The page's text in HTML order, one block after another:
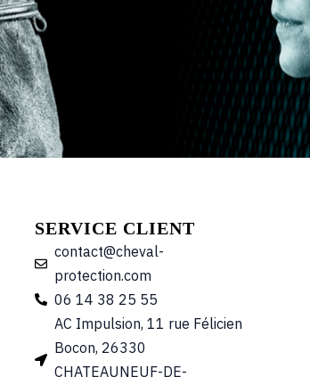
SERVICE CLIENT
contact@cheval-
protection.com
06 14 38 25 55
AC Impulsion, 11 rue Félicien
Bocon, 26330
CHATEAUNEUF-DE-